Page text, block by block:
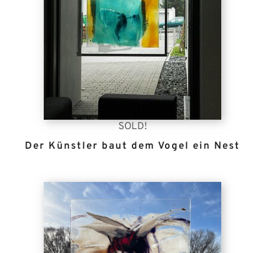
SOLD!
Der Künstler baut dem Vogel ein Nest